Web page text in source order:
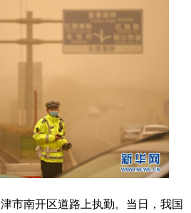
量子 体育
健康 军事
信息化 数字经济
兴 银龄 溯源中国
能源 会展
南开区道路上执勤。当日，我国